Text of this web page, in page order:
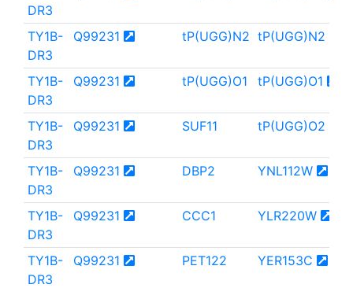
DR3
TY1B-
DR3
Q99231 tP(UGG)N2 tP(UGG)N2
TY1B-
DR3
Q99231 tP(UGG)O1 tP(UGG)O1
TY1B-
DR3
Q99231 SUF11 tP(UGG)O2
TY1B-
DR3
Q99231 DBP2 YNL112W
TY1B-
DR3
Q99231 CCC1 YLR220W
TY1B-
DR3
Q99231 PET122 YER153C